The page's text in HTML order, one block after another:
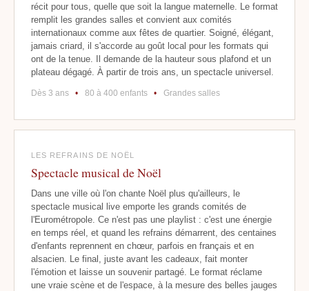
récit pour tous, quelle que soit la langue maternelle. Le format
remplit les grandes salles et convient aux comités
internationaux comme aux fêtes de quartier. Soigné, élégant,
jamais criard, il s'accorde au goût local pour les formats qui
ont de la tenue. Il demande de la hauteur sous plafond et un
plateau dégagé. À partir de trois ans, un spectacle universel.
Dès 3 ans • 80 à 400 enfants • Grandes salles
LES REFRAINS DE NOËL
Spectacle musical de Noël
Dans une ville où l'on chante Noël plus qu'ailleurs, le
spectacle musical live emporte les grands comités de
l'Eurométropole. Ce n'est pas une playlist : c'est une énergie
en temps réel, et quand les refrains démarrent, des centaines
d'enfants reprennent en chœur, parfois en français et en
alsacien. Le final, juste avant les cadeaux, fait monter
l'émotion et laisse un souvenir partagé. Le format réclame
une vraie scène et de l'espace, à la mesure des belles jauges